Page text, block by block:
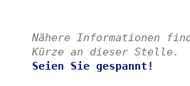
Nähere Informationen
Kürze an dieser Stelle.
Seien Sie gespannt!